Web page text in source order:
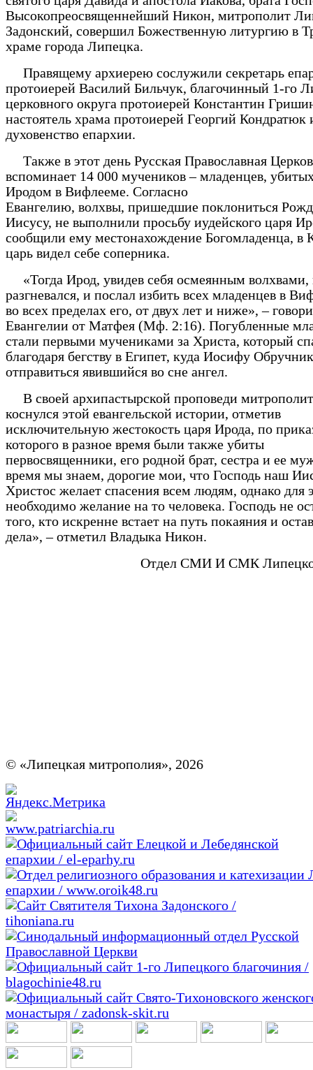
Высокопреосвященнейший Никон, митрополит
Задонский, совершил Божественную литургию в
храме города Липецка.
Правящему архиерею сослужили секретарь
протоиерей Василий Бильчук, благочинный 1-го
церковного округа протоиерей Константин
настоятель храма протоиерей Георгий Кондратюк
духовенство епархии.
Также в этот день Русская Православная
вспоминает 14 000 мучеников – младенцев,
Иродом в Вифлееме. Согласно
Евангелию, волхвы, пришедшие поклониться
Иисусу, не выполнили просьбу иудейского царя
сообщили ему местонахождение Богомладенца, в
царь видел себе соперника.
«Тогда Ирод, увидев себя осмеянным волхвами,
разгневался, и послал избить всех младенцев в
во всех пределах его, от двух лет и ниже», –
Евангелии от Матфея (Мф. 2:16). Погубленные
стали первыми мучениками за Христа, который
благодаря бегству в Египет, куда Иосифу
отправиться явившийся во сне ангел.
В своей архипастырской проповеди
коснулся этой евангельской истории, отметив
исключительную жестокость царя Ирода, по
которого в разное время были также убиты
первосвященники, его родной брат, сестра и ее
время мы знаем, дорогие мои, что Господь наш
Христос желает спасения всем людям, однако для
необходимо желание на то человека. Господь не
того, кто искренне встает на путь покаяния и
дела», – отметил Владыка Никон.
Отдел СМИ И СМК
© «Липецкая митрополия», 2026